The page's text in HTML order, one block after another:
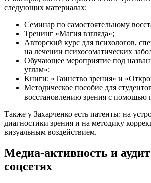
следующих материалах:
Семинар по самостоятельному
Тренинг «Магия взгляда»;
Авторский курс для психологов,
на лечении психосоматических
Обучающее мероприятие под
углам»;
Книги: «Таинство зрения» и
Методическое пособие для
восстановлению зрения с помощью
Также у Захарченко есть патенты: на
диагностики зрения и на методику
визуальным воздействием.
Медиа-активность и
соцсетях